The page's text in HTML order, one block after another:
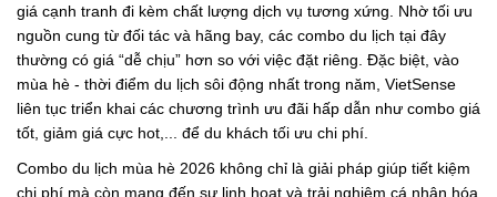
giá cạnh tranh đi kèm chất lượng dịch vụ tương xứng. Nhờ tối ưu
nguồn cung từ đối tác và hãng bay, các combo du lịch tại đây
thường có giá “dễ chịu” hơn so với việc đặt riêng. Đặc biệt, vào
mùa hè - thời điểm du lịch sôi động nhất trong năm, VietSense
liên tục triển khai các chương trình ưu đãi hấp dẫn như combo giá
tốt, giảm giá cực hot,... để du khách tối ưu chi phí.
Combo du lịch mùa hè 2026 không chỉ là giải pháp giúp tiết kiệm
chi phí mà còn mang đến sự linh hoạt và trải nghiệm cá nhân hóa